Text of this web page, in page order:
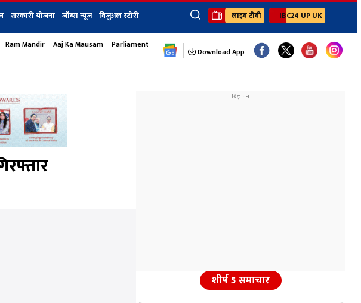
सरकारी योजना जॉब्स न्यूज विजुअल स्टोरी
×
जॉब्स न्यूज Youtube Channels
Ibc24 Jankarwan
लाइव टीवी IBC24 UP UK
Ram Mandir Aaj Ka Mausam Parliament Monsoon Session
Download App
शीर्ष 5 समाचार